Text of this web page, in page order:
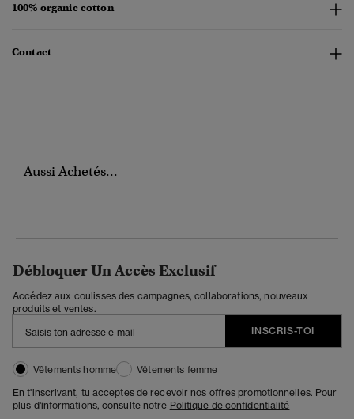
100% organic cotton
Contact
Aussi Achetés...
Débloquer Un Accès Exclusif
Accédez aux coulisses des campagnes, collaborations, nouveaux
produits et ventes.
INSCRIS-TOI
Vêtements homme
Vêtements femme
En t'inscrivant, tu acceptes de recevoir nos offres promotionnelles. Pour
plus d'informations, consulte notre Politique de confidentialité